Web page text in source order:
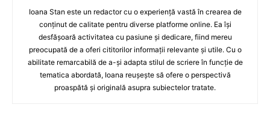
Ioana Stan este un redactor cu o experiență vastă în crearea de
conținut de calitate pentru diverse platforme online. Ea își
desfășoară activitatea cu pasiune și dedicare, fiind mereu
preocupată de a oferi cititorilor informații relevante și utile. Cu o
abilitate remarcabilă de a-și adapta stilul de scriere în funcție de
tematica abordată, Ioana reușește să ofere o perspectivă
proaspătă și originală asupra subiectelor tratate.